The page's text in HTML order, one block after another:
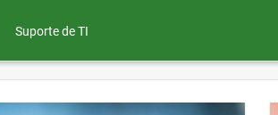
Suporte de TI